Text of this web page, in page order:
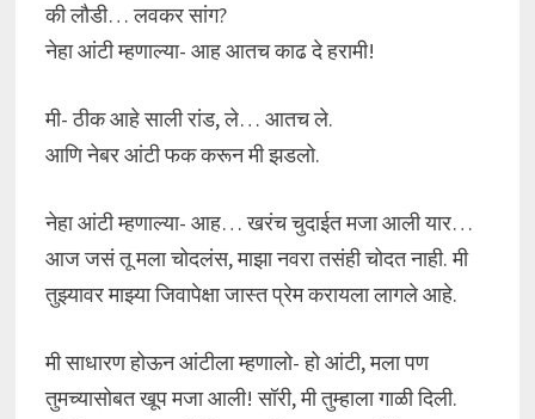
की लौडी… लवकर सांग?
नेहा आंटी म्हणाल्या- आह आतच काढ दे हरामी!
मी- ठीक आहे साली रांड, ले… आतच ले.
आणि नेबर आंटी फक करून मी झडलो.
नेहा आंटी म्हणाल्या- आह… खरंच चुदाईत मजा आली यार…
आज जसं तू मला चोदलंस, माझा नवरा तसंही चोदत नाही. मी
तुझ्यावर माझ्या जिवापेक्षा जास्त प्रेम करायला लागले आहे.
मी साधारण होऊन आंटीला म्हणालो- हो आंटी, मला पण
तुमच्यासोबत खूप मजा आली! सॉरी, मी तुम्हाला गाळी दिली.